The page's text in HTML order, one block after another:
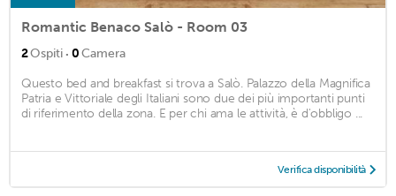
Romantic Benaco Salò - Room 03
2Ospiti · 0Camera
Questo bed and breakfast si trova a Salò. Palazzo della Magnifica
Patria e Vittoriale degli Italiani sono due dei più importanti punti
di riferimento della zona. E per chi ama le attività, è d'obbligo ...
Verifica disponibilità